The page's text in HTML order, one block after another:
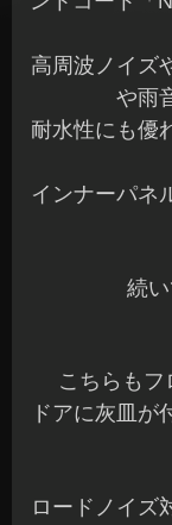
高周波ノイズ
や雨
耐水性にも優
インナーパネ
続
こちらも
ドアに灰皿が
ロードノイズ